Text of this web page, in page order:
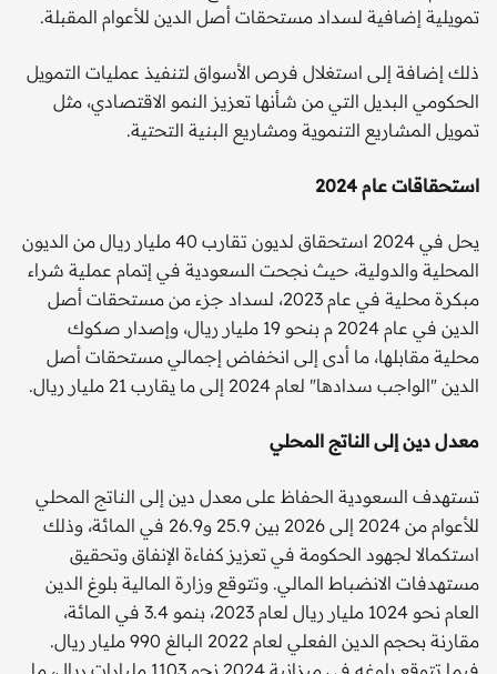
تمويلية إضافية لسداد مستحقات أصل الدين للأعوام المقبلة.
ذلك إضافة إلى استغلال فرص الأسواق لتنفيذ عمليات التمويل
الحكومي البديل التي من شأنها تعزيز النمو الاقتصادي، مثل
تمويل المشاريع التنموية ومشاريع البنية التحتية.
استحقاقات عام 2024
يحل في 2024 استحقاق لديون تقارب 40 مليار ريال من الديون
المحلية والدولية، حيث نجحت السعودية في إتمام عملية شراء
مبكرة محلية في عام 2023، لسداد جزء من مستحقات أصل
الدين في عام 2024 م بنحو 19 مليار ريال، وإصدار صكوك
محلية مقابلها، ما أدى إلى انخفاض إجمالي مستحقات أصل
الدين "الواجب سدادها" لعام 2024 إلى ما يقارب 21 مليار ريال.
معدل دين إلى الناتج المحلي
تستهدف السعودية الحفاظ على معدل دين إلى الناتج المحلي
للأعوام من 2024 إلى 2026 بين 25.9 و26.9 في المائة، وذلك
استكمالا لجهود الحكومة في تعزيز كفاءة الإنفاق وتحقيق
مستهدفات الانضباط المالي. وتتوقع وزارة المالية بلوغ الدين
العام نحو 1024 مليار ريال لعام 2023، بنمو 3.4 في المائة،
مقارنة بحجم الدين الفعلي لعام 2022 البالغ 990 مليار ريال.
فيما تتوقع بلوغه في ميزانية 2024 نحو 1103 مليارات ريال، ما